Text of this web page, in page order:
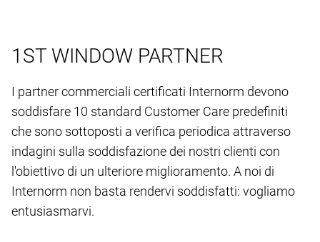
1ST WINDOW PARTNER
I partner commerciali certificati Internorm devono
soddisfare 10 standard Customer Care predefiniti
che sono sottoposti a verifica periodica attraverso
indagini sulla soddisfazione dei nostri clienti con
l'obiettivo di un ulteriore miglioramento. A noi di
Internorm non basta rendervi soddisfatti: vogliamo
entusiasmarvi.